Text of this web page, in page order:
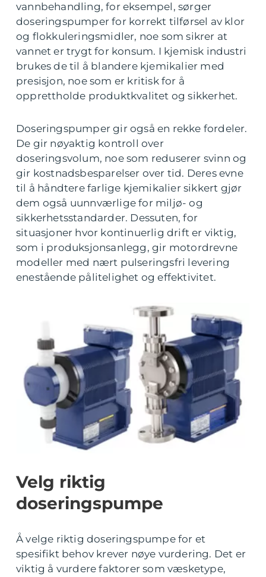
vannbehandling, for eksempel, sørger
doseringspumper for korrekt tilførsel av klor
og flokkuleringsmidler, noe som sikrer at
vannet er trygt for konsum. I kjemisk industri
brukes de til å blandere kjemikalier med
presisjon, noe som er kritisk for å
opprettholde produktkvalitet og sikkerhet.
Doseringspumper gir også en rekke fordeler.
De gir nøyaktig kontroll over
doseringsvolum, noe som reduserer svinn og
gir kostnadsbesparelser over tid. Deres evne
til å håndtere farlige kjemikalier sikkert gjør
dem også uunnværlige for miljø- og
sikkerhetsstandarder. Dessuten, for
situasjoner hvor kontinuerlig drift er viktig,
som i produksjonsanlegg, gir motordrevne
modeller med nært pulseringsfri levering
enestående pålitelighet og effektivitet.
Velg riktig
doseringspumpe
Å velge riktig doseringspumpe for et
spesifikt behov krever nøye vurdering. Det er
viktig å vurdere faktorer som væsketype,